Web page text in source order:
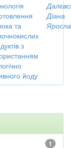
та
з
йоду
Діана
1